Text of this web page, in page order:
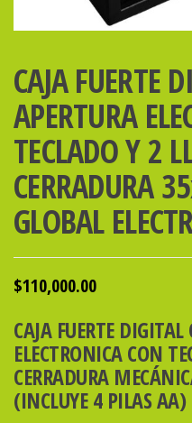
CAJA FUERTE
APERTURA
TECLADO Y 2
CERRADURA
GLOBAL
$110,000.00
CAJA FUERTE
ELECTRONICA CON
CERRADURA
(INCLUYE 4 PILAS AA)